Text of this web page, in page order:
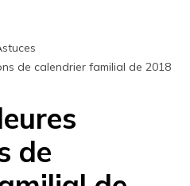
de calendrier familial de 2018
de